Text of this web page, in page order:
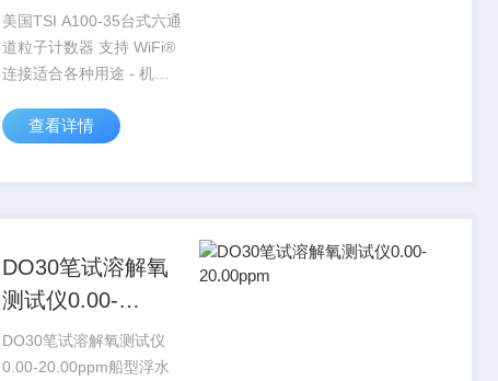
数器
美国TSI A100-35台式六通
道粒子计数器 支持 WiFi®
连接适合各种用途 - 机身
壳通过 4-20 mA 数据模拟
入配件，简单便捷地的
查看详情
DO30笔试溶解氧
测试仪0.00-
20.00ppm
DO30笔试溶解氧测试仪
0.00-20.00ppm船型浮水